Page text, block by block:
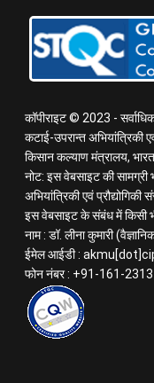
कॉपीराइट © 2023 -
कटाई-उपरान्त अभियांत्रिकी
किसान कल्याण मंत्रालय,
नोट: इस वेबसाइट की सामग्री
अभियांत्रिकी एवं प्रौद्योगिकी
इस वेबसाइट के संबंध में किसी
नाम : डॉ. लीना कुमारी
ईमेल आईडी :
फोन नंबर : +91-161-